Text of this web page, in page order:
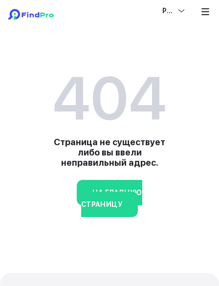
РУС
404
Страница не существует
либо вы ввели
неправильный адрес.
НА ГЛАВНУЮ
СТРАНИЦУ